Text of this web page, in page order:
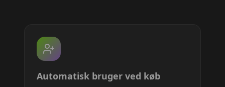
Automatisk bruger ved køb